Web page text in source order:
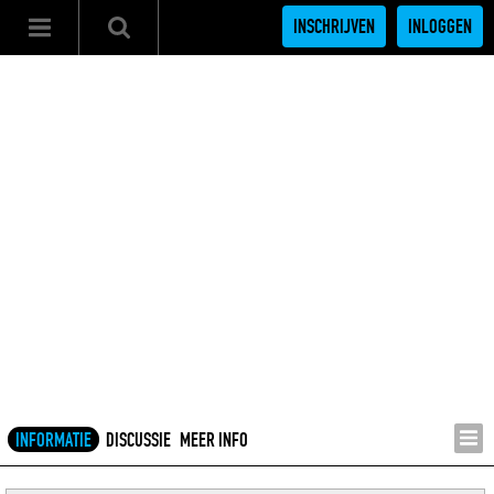
INSCHRIJVEN INLOGGEN
INFORMATIE DISCUSSIE MEER INFO